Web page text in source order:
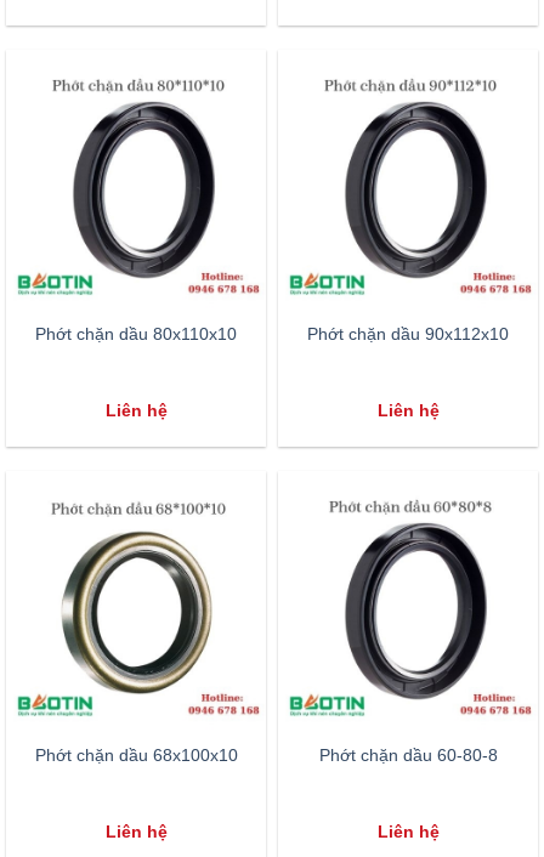
Phớt chặn dầu 80x110x10
Liên hệ
Phớt chặn dầu 90x112x10
Liên hệ
Phớt chặn dầu 68x100x10
Liên hệ
Phớt chặn dầu 60-80-8
Liên hệ